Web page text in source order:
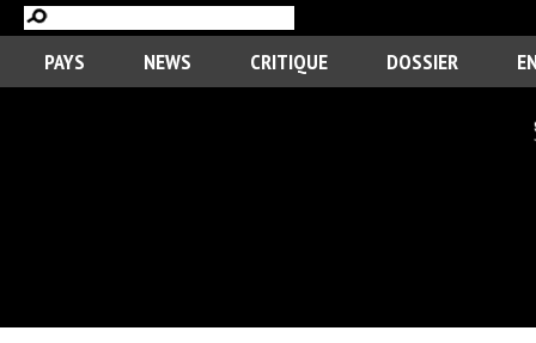
PAYS NEWS CRITIQUE DOSSIER